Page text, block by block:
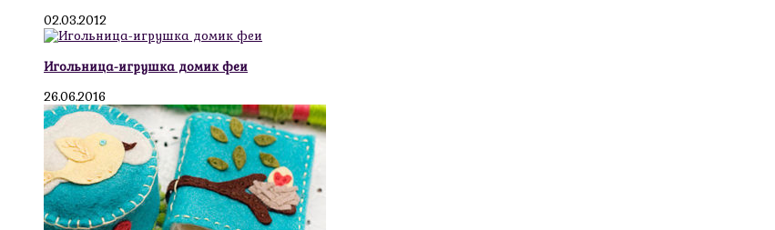
02.03.2012
Игольница-игрушка домик феи
26.06.2016